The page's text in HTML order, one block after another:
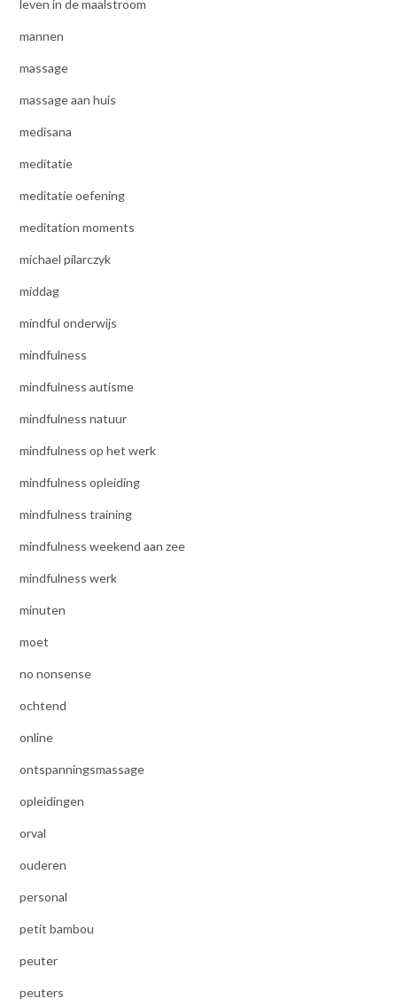
leven in de maalstroom
mannen
massage
massage aan huis
medisana
meditatie
meditatie oefening
meditation moments
michael pilarczyk
middag
mindful onderwijs
mindfulness
mindfulness autisme
mindfulness natuur
mindfulness op het werk
mindfulness opleiding
mindfulness training
mindfulness weekend aan zee
mindfulness werk
minuten
moet
no nonsense
ochtend
online
ontspanningsmassage
opleidingen
orval
ouderen
personal
petit bambou
peuter
peuters